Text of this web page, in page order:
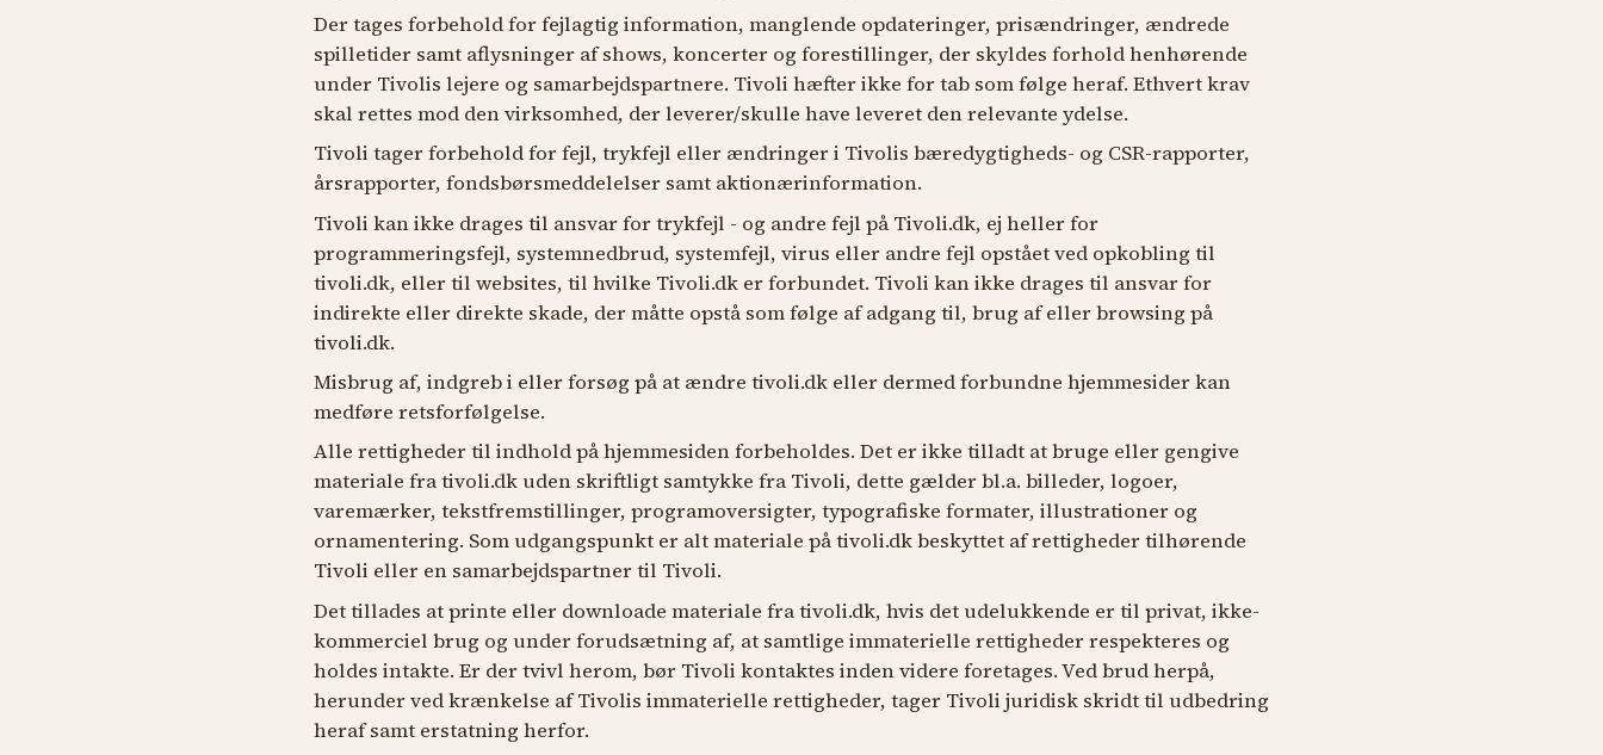
Der tages forbehold for fejlagtig information, manglende opdateringer, prisændringer, ændrede
spilletider samt aflysninger af shows, koncerter og forestillinger, der skyldes forhold henhørende
under Tivolis lejere og samarbejdspartnere. Tivoli hæfter ikke for tab som følge heraf. Ethvert krav
skal rettes mod den virksomhed, der leverer/skulle have leveret den relevante ydelse.
Tivoli tager forbehold for fejl, trykfejl eller ændringer i Tivolis bæredygtigheds- og CSR-rapporter,
årsrapporter, fondsbørsmeddelelser samt aktionærinformation.
Tivoli kan ikke drages til ansvar for trykfejl - og andre fejl på Tivoli.dk, ej heller for
programmeringsfejl, systemnedbrud, systemfejl, virus eller andre fejl opstået ved opkobling til
tivoli.dk, eller til websites, til hvilke Tivoli.dk er forbundet. Tivoli kan ikke drages til ansvar for
indirekte eller direkte skade, der måtte opstå som følge af adgang til, brug af eller browsing på
tivoli.dk.
Misbrug af, indgreb i eller forsøg på at ændre tivoli.dk eller dermed forbundne hjemmesider kan
medføre retsforfølgelse.
Alle rettigheder til indhold på hjemmesiden forbeholdes. Det er ikke tilladt at bruge eller gengive
materiale fra tivoli.dk uden skriftligt samtykke fra Tivoli, dette gælder bl.a. billeder, logoer,
varemærker, tekstfremstillinger, programoversigter, typografiske formater, illustrationer og
ornamentering. Som udgangspunkt er alt materiale på tivoli.dk beskyttet af rettigheder tilhørende
Tivoli eller en samarbejdspartner til Tivoli.
Det tillades at printe eller downloade materiale fra tivoli.dk, hvis det udelukkende er til privat, ikke-
kommerciel brug og under forudsætning af, at samtlige immaterielle rettigheder respekteres og
holdes intakte. Er der tvivl herom, bør Tivoli kontaktes inden videre foretages. Ved brud herpå,
herunder ved krænkelse af Tivolis immaterielle rettigheder, tager Tivoli juridisk skridt til udbedring
heraf samt erstatning herfor.